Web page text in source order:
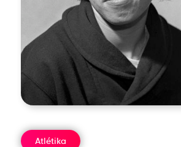
Atlétika